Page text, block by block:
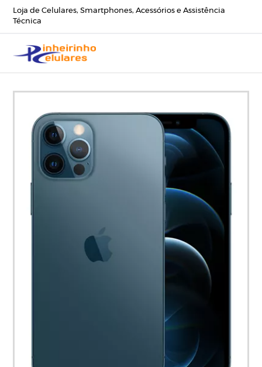
Loja de Celulares, Smartphones, Acessórios e Assistência
Técnica